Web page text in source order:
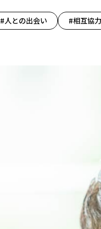
#人との出会い #相互協力